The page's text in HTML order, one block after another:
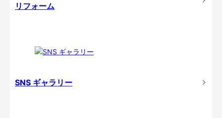
リフォーム
SNS ギャラリー